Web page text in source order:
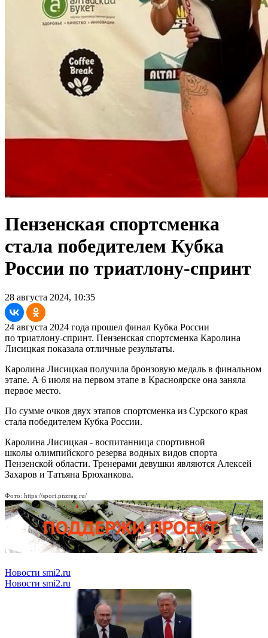
Пензенская спортсменка
стала победителем Кубка
России по триатлону-спринт
28 августа 2024, 10:35
24 августа 2024 года прошел финал Кубка России
по триатлону-спринт. Пензенская спортсменка Каролина
Лисицкая показала отличные результаты.
Каролина Лисицкая получила бронзовую медаль в финальном
этапе. А 6 июля на первом этапе в Красноярске она заняла
первое место.
По сумме очков двух этапов спортсменка из Сурского края
стала победителем Кубка России.
Каролина Лисицкая - воспитанница спортивной
школы олимпийского резерва водных видов спорта
Пензенской области. Тренерами девушки являются Алексей
Захаров и Татьяна Брюханкова.
Фото: https://sport.pnzreg.ru/
Новости smi2.ru
Новости smi2.ru